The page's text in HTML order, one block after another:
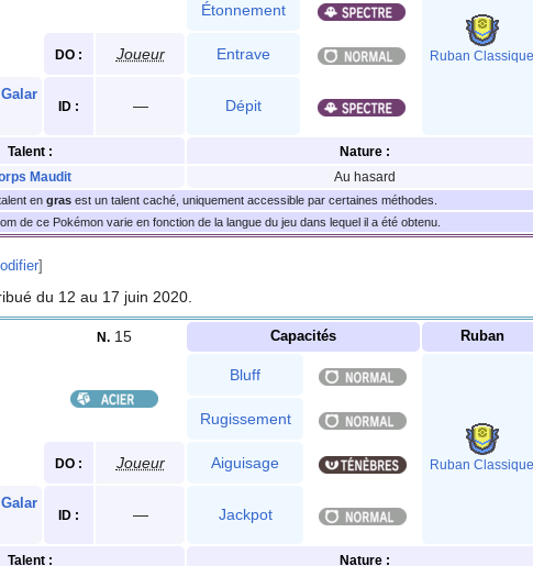
Ruban Classique
Étonnement
DO : Joueur Entrave
ID : — Dépit
Talent : Nature :
Maudit Au hasard
en gras est un talent caché, uniquement accessible par certaines méthodes.
de ce Pokémon varie en fonction de la langue du jeu dans lequel il a été obtenu.
]
du 12 au 17 juin 2020.
N. 15 Capacités Ruban
Bluff
Ruban Classique
Rugissement
DO : Joueur Aiguisage
ID : — Jackpot
Talent : Nature :